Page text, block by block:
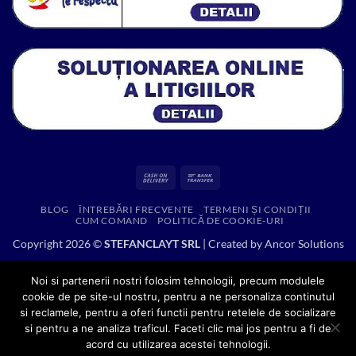
Cash
Delivery
BLOG ÎNTREBĂRI FRECVENTE
TERMENI ȘI CONDIȚII
CUM COMAND
POLITICĂ DE COOKIE-URI
Copyright 2026 ©STEFANCLAYT SRL| Created byAncor Solutions
Noi si partenerii nostri folosim tehnologii, precum modulele
cookie de pe site-ul nostru, pentru a ne personaliza continutul
si reclamele, pentru a oferi functii pentru retelele de socializare
si pentru a ne analiza traficul. Faceti clic mai jos pentru a fi de
acord cu utilizarea acestei tehnologii.